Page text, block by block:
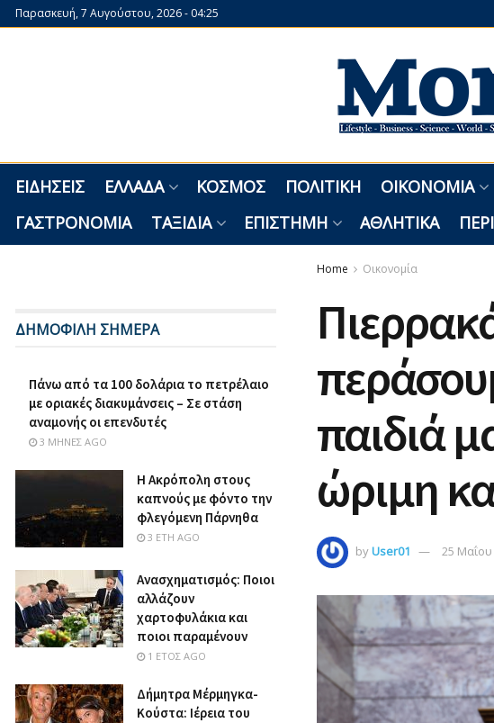
Παρασκευή, 7 Αυγούστου, 2026 - 04:25
ΕΙΔΉΣΕΙΣ ΕΛΛΆΔΑ ΚΌΣΜΟΣ ΠΟΛΙΤΙΚΉ ΟΙΚΟΝΟΜΊΑ
ΓΑΣΤΡΟΝΟΜΊΑ
ΤΑΞΊΔΙΑ ΕΠΙΣΤΉΜΗ ΑΘΛΗΤΙΚΆ
Home Οικονομία
παιδιά
ώριμη
byUser01 25
ΔΗΜΟΦΙΛΗ ΣΗΜΕΡΑ
Πάνω από τα 100 δολάρια το πετρέλαιο
με οριακές διακυμάνσεις – Σε στάση
αναμονής οι επενδυτές
3 ΜΉΝΕΣ AGO
Η Ακρόπολη στους
καπνούς με φόντο την
φλεγόμενη Πάρνηθα
3 ΈΤΗ AGO
Ανασχηματισμός: Ποιοι
αλλάζουν
χαρτοφυλάκια και
ποιοι παραμένουν
1 ΈΤΟΣ AGO
Δήμητρα Μέρμηγκα-
Κούστα: Ιέρεια του